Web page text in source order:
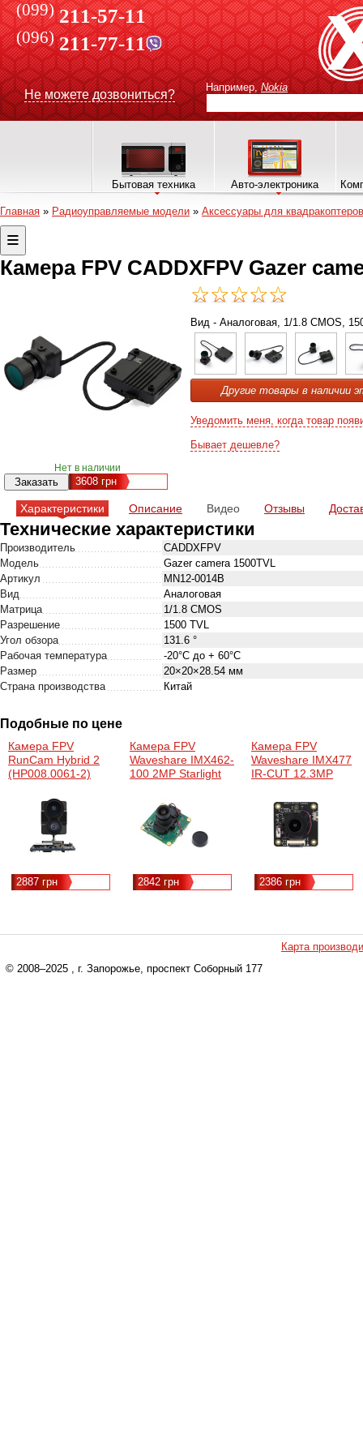
(099) 211-57-11
(096)211-77-11
Не можете дозвониться?
Например, Nokia
Бытовая техника Авто-электроника
Главная » Радиоуправляемые модели » Аксессуары для квадракоптеров
Камера FPV CADDXFPV Gazer
Нет в наличии
3608 грн
Вид - Аналоговая, 1/1.8 CMOS,
Другие товары в наличии
Уведомить меня, когда товар
Бывает дешевле?
Характеристики Описание Видео Отзывы
Технические характеристики
Производитель
CADDXFPV
Модель
Gazer camera 1500TVL
Артикул
MN12-0014B
Вид
Аналоговая
Матрица
1/1.8 CMOS
Разрешение
1500 TVL
Угол обзора
131.6 °
Рабочая температура
-20°С до + 60°С
Размер
20×20×28.54 мм
Страна производства
Китай
Подобные по цене
Камера FPV
RunCam Hybrid 2
(HP008.0061-2)
2887 грн
Камера FPV
Waveshare IMX462-
100 2MP Starlight
2842 грн
Камера FPV
Waveshare IMX477
IR-CUT 12.3MP
Applicable for
Raspberry Pi
(29574)
2386 грн
Карта
© 2008–2025 , г. Запорожье, проспект Соборный 177